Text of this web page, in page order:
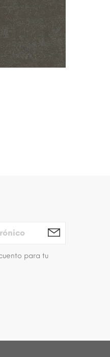
para tu